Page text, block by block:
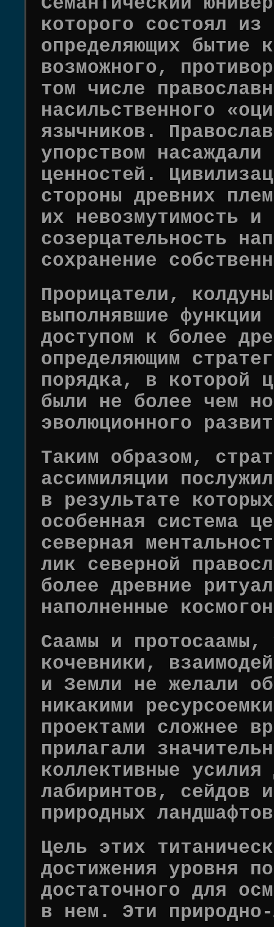
которого состоял
определяющих бытие
возможного,
том числе
насильственного
язычников.
упорством
ценностей.
стороны древних
их невозмутимость и
созерцательность
сохранение
Прорицатели,
выполнявшие
доступом к более
определяющим
порядка, в которой
были не более чем
эволюционного
Таким образом,
ассимиляции
в результате
особенная система
северная
лик северной
более древние
наполненные
Саамы и протосаамы,
кочевники,
и Земли не желали
никакими
проектами сложнее
прилагали
коллективные
лабиринтов, сейдов
природных
Цель этих
достижения уровня
достаточного для
в нем. Эти природно-